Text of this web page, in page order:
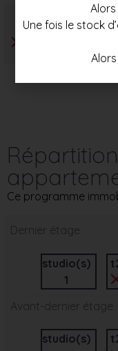
Ce programme
Dernier étage
studio(s)
1
Avant-dernier étage
studio(s)
Alors
Une fois le stock